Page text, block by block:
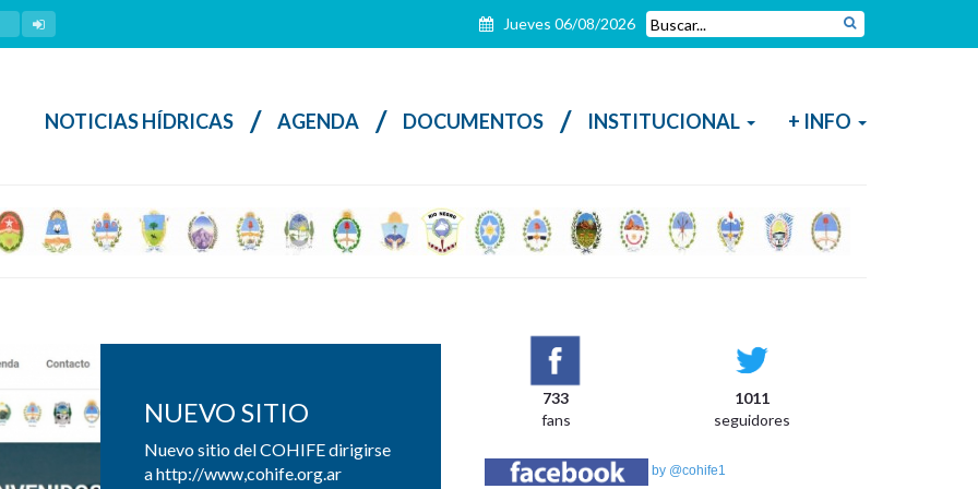
Jueves 06/08/2026
NOTICIAS HÍDRICAS / AGENDA / DOCUMENTOS / INSTITUCIONAL + INFO
NUEVO SITIO
Nuevo sitio del COHIFE dirigirse
a http://www,cohife.org.ar
733
1011
fans
seguidores
by @cohife1